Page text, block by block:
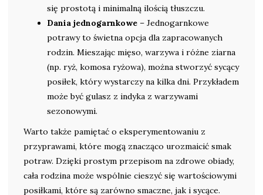
się prostotą i minimalną ilością tłuszczu.
Dania jednogarnkowe – Jednogarnkowe
potrawy to świetna opcja dla zapracowanych
rodzin. Mieszając mięso, warzywa i różne ziarna
(np. ryż, komosa ryżowa), można stworzyć sycący
posiłek, który wystarczy na kilka dni. Przykładem
może być gulasz z indyka z warzywami
sezonowymi.
Warto także pamiętać o eksperymentowaniu z
przyprawami, które mogą znacząco urozmaicić smak
potraw. Dzięki prostym przepisom na zdrowe obiady,
cała rodzina może wspólnie cieszyć się wartościowymi
posiłkami, które są zarówno smaczne, jak i sycące.